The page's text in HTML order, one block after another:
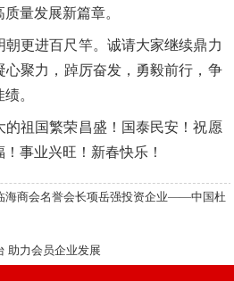
量发展新篇章。
朝更进百尺竿。诚请大家继续鼎力
心聚力，踔厉奋发，勇毅前行，争
。
的祖国繁荣昌盛！国泰民安！祝愿
事业兴旺！新春快乐！
海商会名誉会长项岳强投资企业——中国杜
助力会员企业发展